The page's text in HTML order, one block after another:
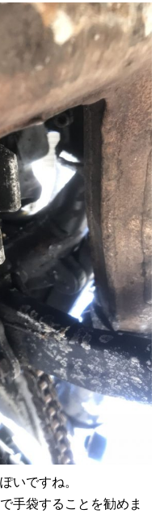
いですね。
手袋することを勧めま